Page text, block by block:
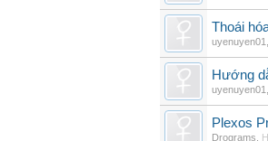
Thoái
uyenuyen01
Hướng
uyenuyen01
Plexos
Drograms